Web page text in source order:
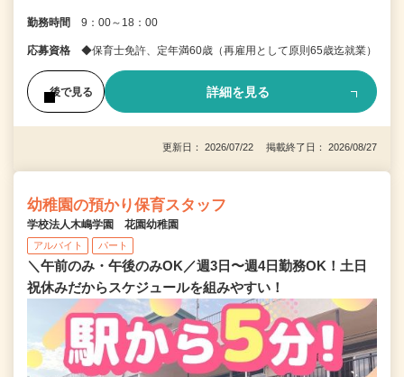
勤務時間 9：00～18：00
応募資格 ◆保育士免許、定年満60歳（再雇用として原則65歳迄就業）
後で見る 詳細を見る
更新日： 2026/07/22 掲載終了日： 2026/08/27
幼稚園の預かり保育スタッフ
学校法人木嶋学園 花園幼稚園
アルバイト パート
＼午前のみ・午後のみOK／週3日〜週4日勤務OK！土日
祝休みだからスケジュールを組みやすい！